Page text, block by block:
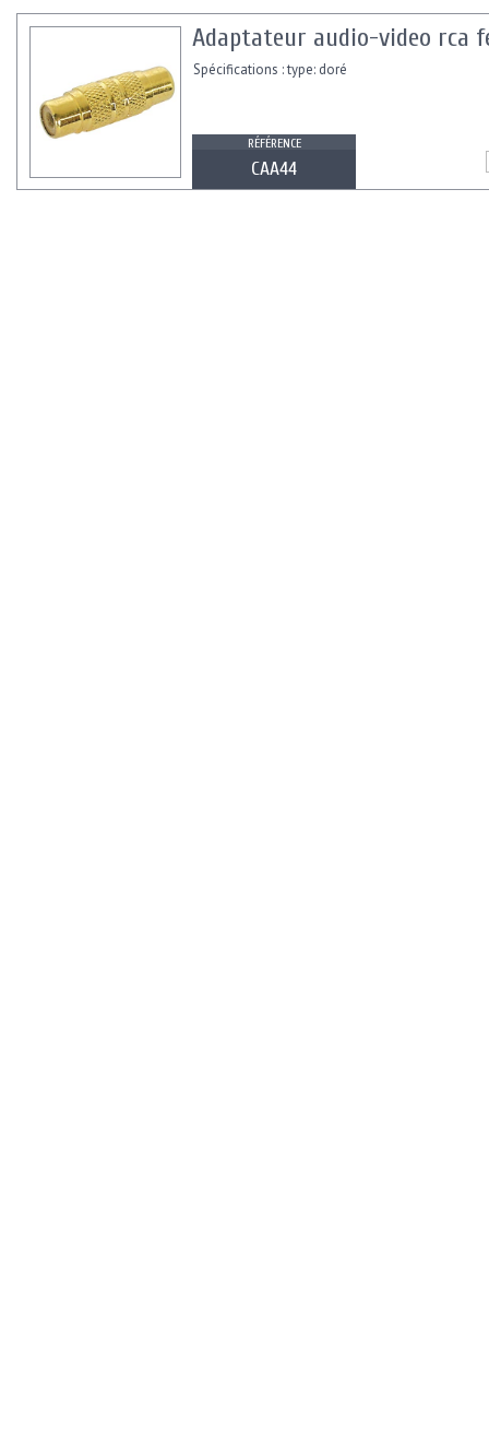
Adaptateur audio-video rca
Spécifications : type: doré
RÉFÉRENCE
CAA44